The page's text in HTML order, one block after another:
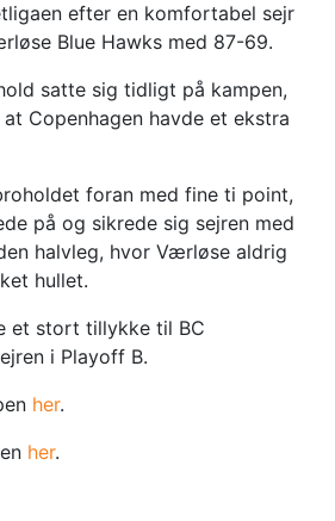
efter en komfortabel sejr
Blue Hawks med 87-69.
satte sig tidligt på kampen,
Copenhagen havde et ekstra
foran med fine ti point,
på og sikrede sig sejren med
halvleg, hvor Værløse aldrig
hullet.
et stort tillykke til BC
i Playoff B.
her.
her.